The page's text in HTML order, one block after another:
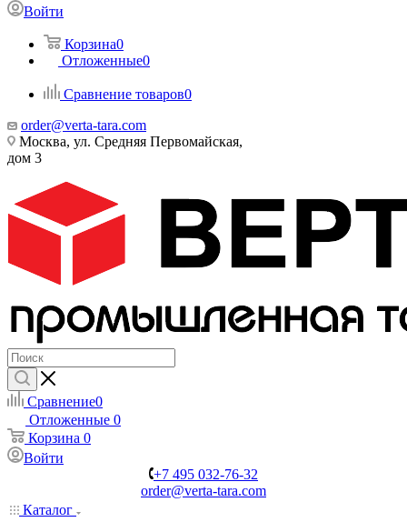
Войти
Корзина0
Отложенные0
Сравнение товаров0
order@verta-tara.com
Москва, ул. Средняя Первомайская,
дом 3
Сравнение0
Отложенные 0
Корзина 0
Войти
+7 495 032-76-32
order@verta-tara.com
Каталог